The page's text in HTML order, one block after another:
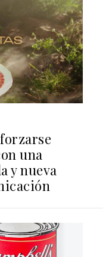
una
y nueva